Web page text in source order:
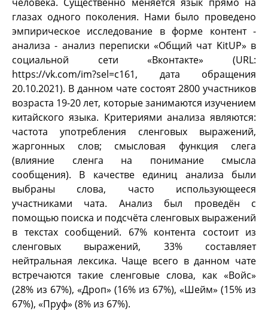
глазах одного поколения. Нами было проведено
эмпирическое исследование в форме контент -
анализа - анализ переписки «Общий чат KitUP» в
социальной сети «Вконтакте» (URL:
https://vk.com/im?sel=c161, дата обращения
20.10.2021). В данном чате состоят 2800 участников
возраста 19-20 лет, которые занимаются изучением
китайского языка. Критериями анализа являются:
частота употребления сленговых выражений,
жаргонных слов; смысловая функция слега
(влияние сленга на понимание смысла
сообщения). В качестве единиц анализа были
выбраны слова, часто использующееся
участниками чата. Анализ был проведён с
помощью поиска и подсчёта сленговых выражений
в текстах сообщений. 67% контента состоит из
сленговых выражений, 33% составляет
нейтральная лексика. Чаще всего в данном чате
встречаются такие сленговые слова, как «Войс»
(28% из 67%), «Дроп» (16% из 67%), «Шейм» (15% из
67%), «Пруф» (8% из 67%).